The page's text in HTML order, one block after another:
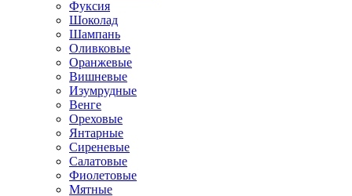
Фуксия
Шоколад
Шампань
Оливковые
Оранжевые
Вишневые
Изумрудные
Венге
Ореховые
Янтарные
Сиреневые
Салатовые
Фиолетовые
Мятные